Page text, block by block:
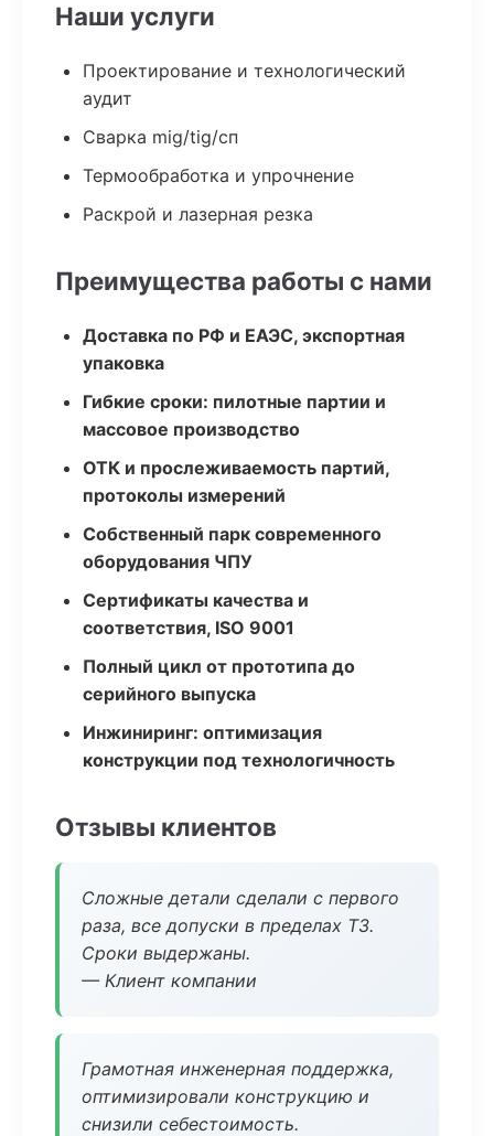
Наши услуги
Проектирование и технологический
аудит
Сварка mig/tig/сп
Термообработка и упрочнение
Раскрой и лазерная резка
Преимущества работы с нами
Доставка по РФ и ЕАЭС, экспортная
упаковка
Гибкие сроки: пилотные партии и
массовое производство
ОТК и прослеживаемость партий,
протоколы измерений
Собственный парк современного
оборудования ЧПУ
Сертификаты качества и
соответствия, ISO 9001
Полный цикл от прототипа до
серийного выпуска
Инжиниринг: оптимизация
конструкции под технологичность
Отзывы клиентов
Сложные детали сделали с первого
раза, все допуски в пределах ТЗ.
Сроки выдержаны.
— Клиент компании
Грамотная инженерная поддержка,
оптимизировали конструкцию и
снизили себестоимость.